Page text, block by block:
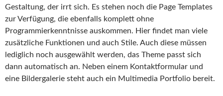
Gestaltung, der irrt sich. Es stehen noch die Page Templates
zur Verfügung, die ebenfalls komplett ohne
Programmierkenntnisse auskommen. Hier findet man viele
zusätzliche Funktionen und auch Stile. Auch diese müssen
lediglich noch ausgewählt werden, das Theme passt sich
dann automatisch an. Neben einem Kontaktformular und
eine Bildergalerie steht auch ein Multimedia Portfolio bereit.